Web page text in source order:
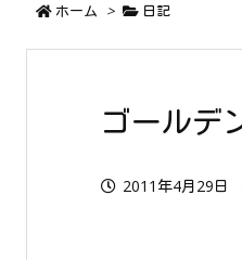
ホーム > 日記
ゴールデ
2011年4月29日